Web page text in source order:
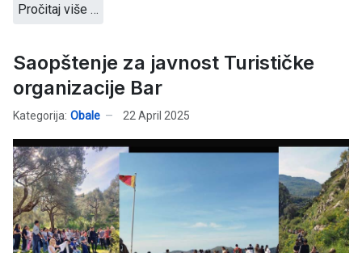
Pročitaj više …
Saopštenje za javnost Turističke
organizacije Bar
Kategorija: Obale 22 April 2025